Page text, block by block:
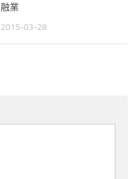
融業
2015-03-28